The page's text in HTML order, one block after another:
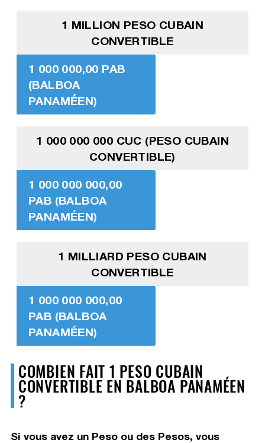
1 MILLION PESO CUBAIN
CONVERTIBLE
1 000 000,00 PAB
(BALBOA
PANAMÉEN)
1 000 000 000 CUC (PESO CUBAIN
CONVERTIBLE)
1 000 000 000,00
PAB (BALBOA
PANAMÉEN)
1 MILLIARD PESO CUBAIN
CONVERTIBLE
1 000 000 000,00
PAB (BALBOA
PANAMÉEN)
COMBIEN FAIT 1 PESO CUBAIN
CONVERTIBLE EN BALBOA PANAMÉEN
?
Si vous avez un Peso ou des Pesos, vous